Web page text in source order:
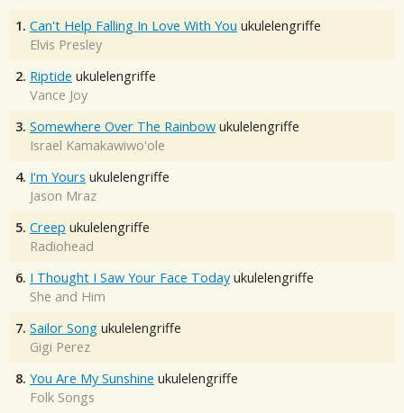
1. Can't Help Falling In Love With You ukulelengriffe
Elvis Presley
2. Riptide ukulelengriffe
Vance Joy
3. Somewhere Over The Rainbow ukulelengriffe
Israel Kamakawiwo'ole
4. I'm Yours ukulelengriffe
Jason Mraz
5. Creep ukulelengriffe
Radiohead
6. I Thought I Saw Your Face Today ukulelengriffe
She and Him
7. Sailor Song ukulelengriffe
Gigi Perez
8. You Are My Sunshine ukulelengriffe
Folk Songs